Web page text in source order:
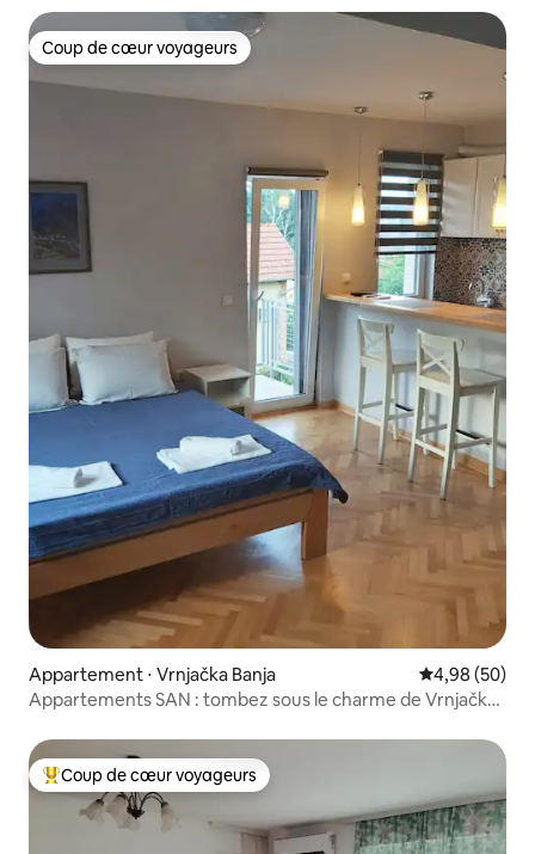
Coup de cœur voyageurs
Coup de cœur voyageurs
Appartement ⋅ Vrnjačka Banja Évaluation
4,98 (50)
Appartements SAN : tombez sous le charme de Vrnjačka
Coups de cœur voyageurs les plus appréciés
Coup de cœur voyageurs